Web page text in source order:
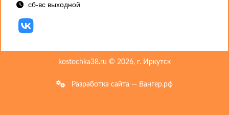
сб-вс выходной
kostochka38.ru © 2026, г. Иркутск
Разработка сайта — Вангер.рф